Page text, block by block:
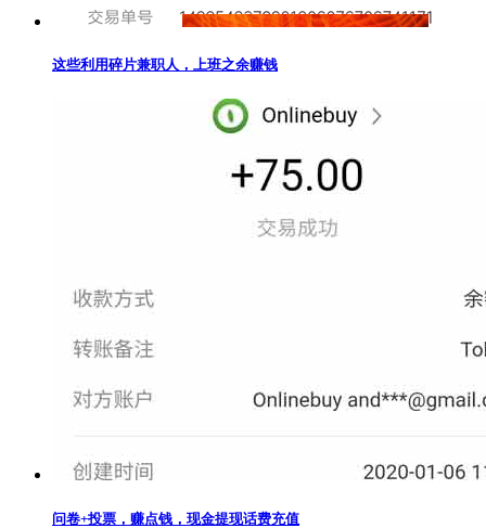
这些利用碎片兼职人，上班之余赚钱
问卷+投票，赚点钱，现金提现话费充值